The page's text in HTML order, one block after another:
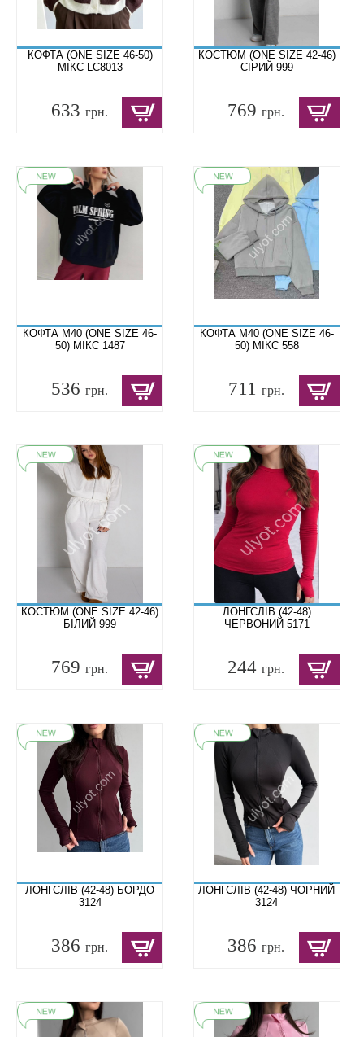
КОФТА (ONE SIZE 46-50)
МІКС LC8013
633 грн.
КОСТЮМ (ONE SIZE 42-46)
СІРИЙ 999
769грн.
КОФТА M40 (ONE SIZE 46-
50) МІКС 1487
536 грн.
КОФТА M40 (ONE SIZE 46-
50) МІКС 558
711грн.
КОСТЮМ (ONE SIZE 42-46)
БІЛИЙ 999
769 грн.
ЛОНГСЛІВ (42-48)
ЧЕРВОНИЙ 5171
244грн.
ЛОНГСЛІВ (42-48) БОРДО
3124
386 грн.
ЛОНГСЛІВ (42-48) ЧОРНИЙ
3124
386грн.